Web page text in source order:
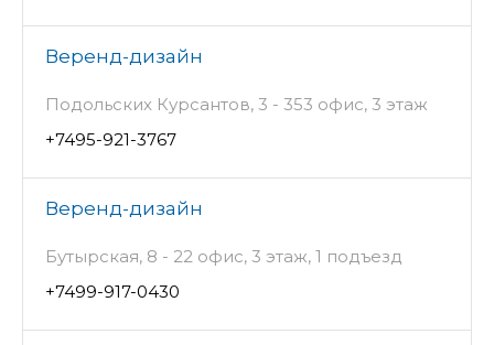
Веренд-дизайн
Подольских Курсантов, 3 - 353 офис, 3 этаж
+7495-921-3767
Веренд-дизайн
Бутырская, 8 - 22 офис, 3 этаж, 1 подъезд
+7499-917-0430